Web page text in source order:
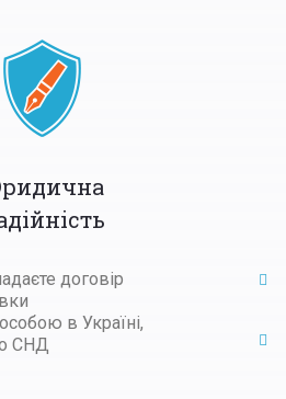
договір
в Україні,
СНД